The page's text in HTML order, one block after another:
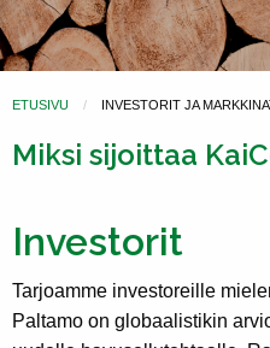
ETUSIVU INVESTORIT JA
Miksi sijoittaa
Investorit
Tarjoamme investoreille
Paltamo on globaalistikin